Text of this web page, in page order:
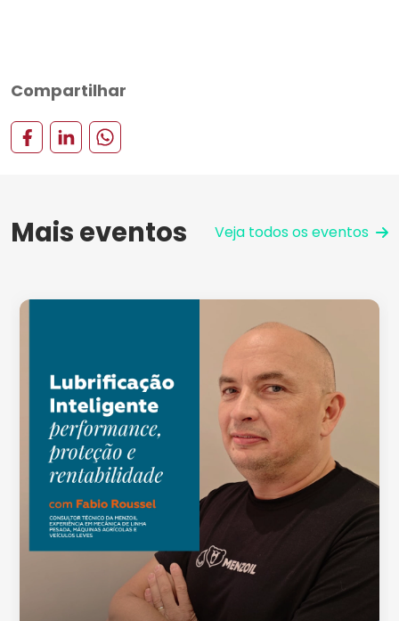
Compartilhar
Mais eventos Veja todos os eventos